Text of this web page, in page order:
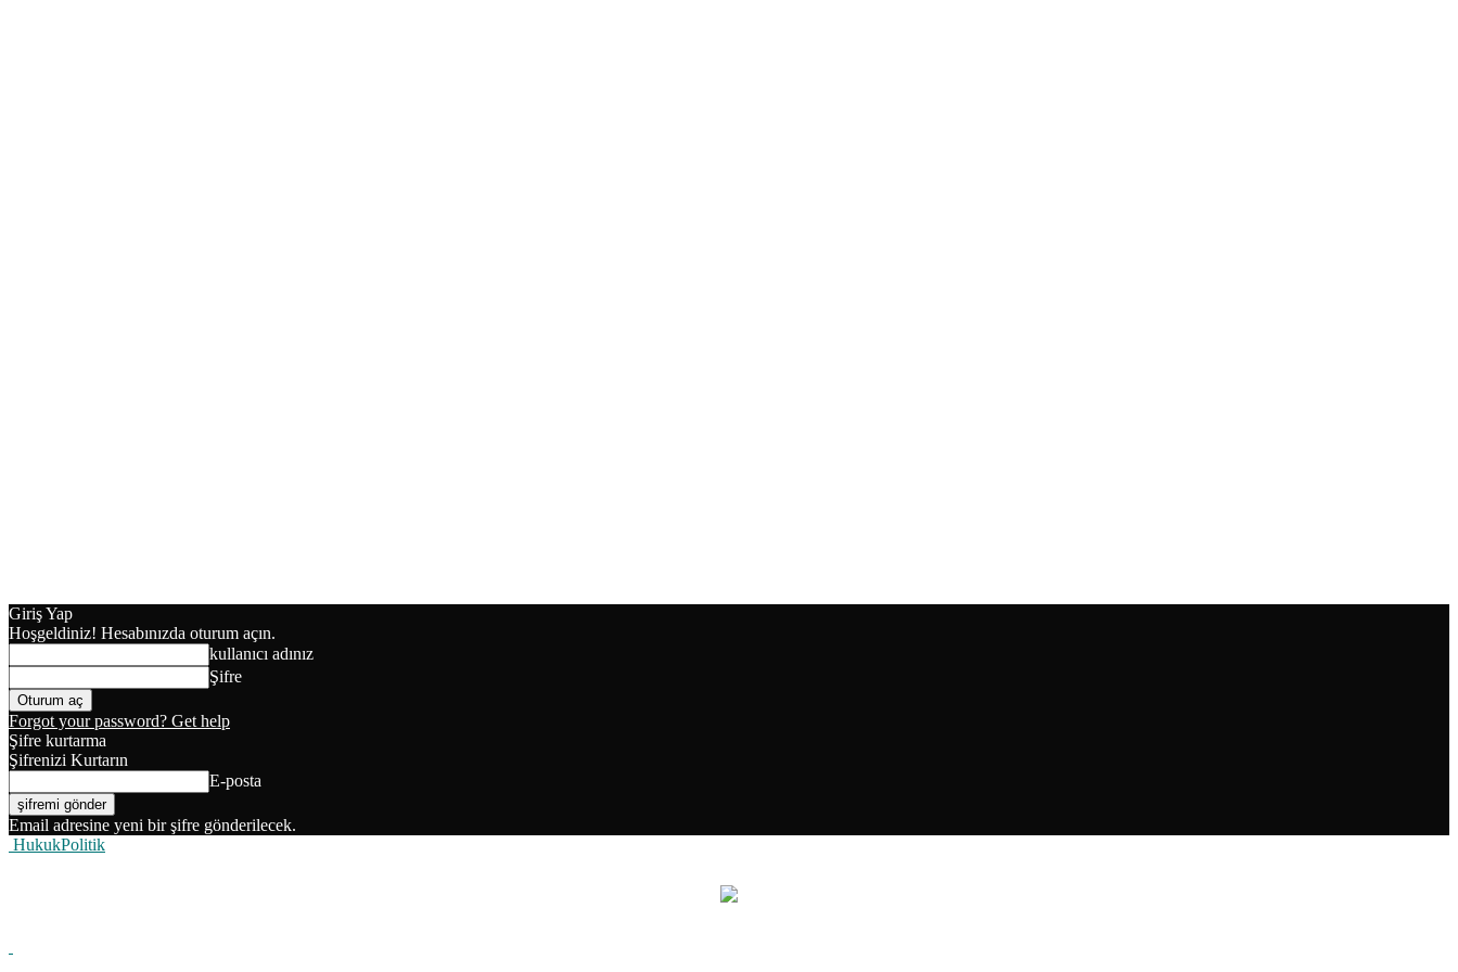
Giriş Yap
Hoşgeldiniz! Hesabınızda oturum açın.
kullanıcı adınız
Şifre
Forgot your password? Get help
Şifre kurtarma
Şifrenizi Kurtarın
E-posta
Email adresine yeni bir şifre gönderilecek.
HukukPolitik